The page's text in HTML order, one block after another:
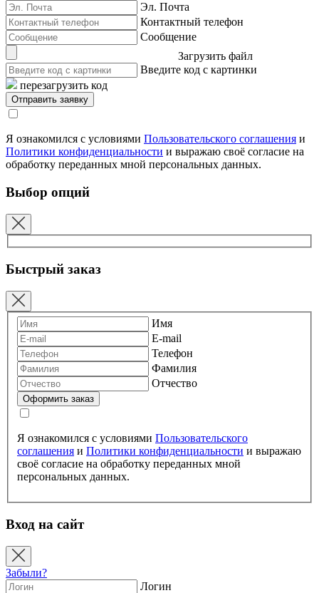
Эл. Почта
Контактный телефон
Сообщение
Загрузить файл
Введите код с картинки
перезагрузить код
Я ознакомился с условиями Пользовательского соглашения и
Политики конфиденциальности и выражаю своё согласие на
обработку переданных мной персональных данных.
Выбор опций
Быстрый заказ
Имя
E-mail
Телефон
Фамилия
Отчество
Я ознакомился с условиями Пользовательского
соглашения и Политики конфиденциальности и выражаю
своё согласие на обработку переданных мной
персональных данных.
Вход на сайт
Забыли?
Логин